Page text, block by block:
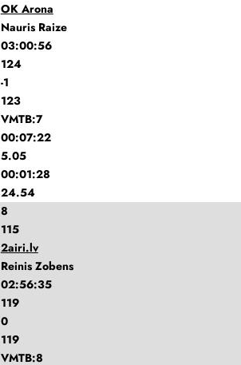
OK Arona
Nauris Raize
03:00:56
124
-1
123
VMTB:7
00:07:22
5.05
00:01:28
24.54
8
115
2airi.lv
Reinis Zobens
02:56:35
119
0
119
VMTB:8